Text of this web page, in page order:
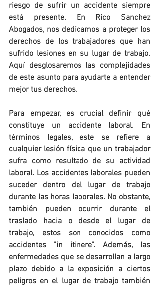
riesgo de sufrir un accidente siempre
está presente. En Rico Sanchez
Abogados, nos dedicamos a proteger los
derechos de los trabajadores que han
sufrido lesiones en su lugar de trabajo.
Aquí desglosaremos las complejidades
de este asunto para ayudarte a entender
mejor tus derechos.
Para empezar, es crucial definir qué
constituye un accidente laboral. En
términos legales, este se refiere a
cualquier lesión física que un trabajador
sufra como resultado de su actividad
laboral. Los accidentes laborales pueden
suceder dentro del lugar de trabajo
durante las horas laborales. No obstante,
también pueden ocurrir durante el
traslado hacia o desde el lugar de
trabajo, estos son conocidos como
accidentes "in itinere". Además, las
enfermedades que se desarrollan a largo
plazo debido a la exposición a ciertos
peligros en el lugar de trabajo también